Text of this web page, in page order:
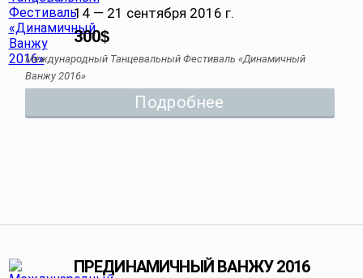
14 — 21 сентября 2016 г.
300$
Международный Танцевальный Фестиваль «Динамичный
Ванжу 2016»
Подробнее
ПРЕДИНАМИЧНЫЙ ВАНЖУ 2016